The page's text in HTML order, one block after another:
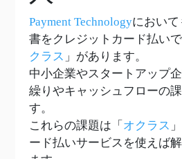
Payment Technologyにおい
書をクレジットカード払い
クラス 」があります。
中小企業やスタートアップ
繰りやキャッシュフローの
す。
これらの課題は「 オクラス
ード払いサービスを使えば